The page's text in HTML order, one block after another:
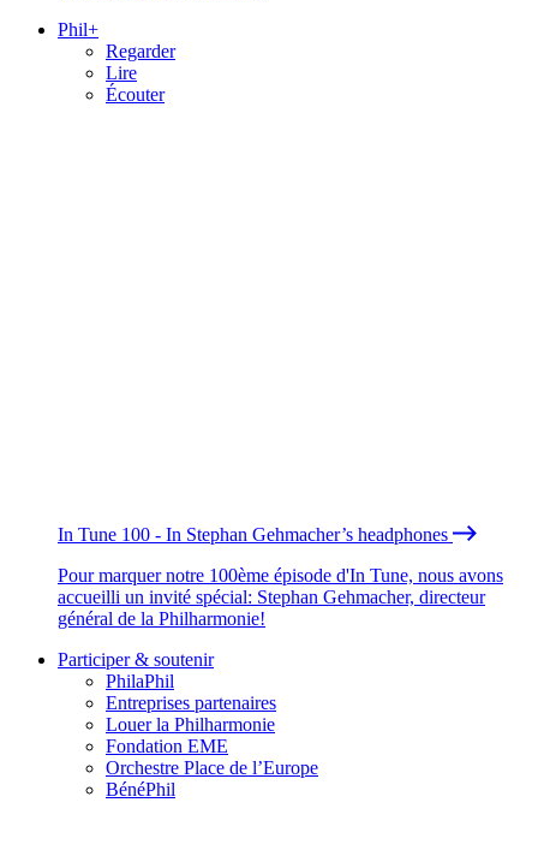
Phil+
Regarder
Lire
Écouter
In Tune 100 - In Stephan Gehmacher’s headphones
Pour marquer notre 100ème épisode d'In Tune, nous avons
accueilli un invité spécial: Stephan Gehmacher, directeur
général de la Philharmonie!
Participer & soutenir
PhilaPhil
Entreprises partenaires
Louer la Philharmonie
Fondation EME
Orchestre Place de l’Europe
BénéPhil